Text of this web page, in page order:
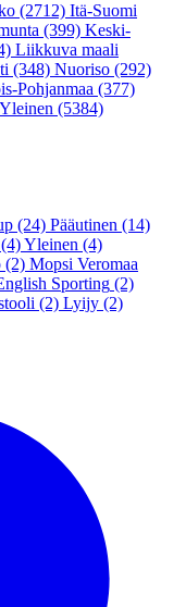
(2712) Itä-Suomi
(399) Keski-
Liikkuva maali
(348) Nuoriso (292)
Pohjanmaa (377)
Yleinen (5384)
(24) Pääutinen (14)
(4)Yleinen (4)
(2) Mopsi Veromaa
Sporting (2)
(2) Lyijy (2)